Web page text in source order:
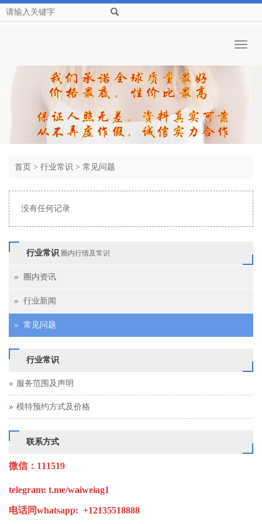
首页 > 行业常识 > 常见问题
没有任何记录
行业常识 圈内行情及常识
圈内资讯
行业新闻
常见问题
行业常识
为你解决各种不懂的问题
服务范围及声明
模特预约方式及价格
联系方式
微信：111519
telegram: t.me/waiweiag1
电话同whatsapp: +12135518888